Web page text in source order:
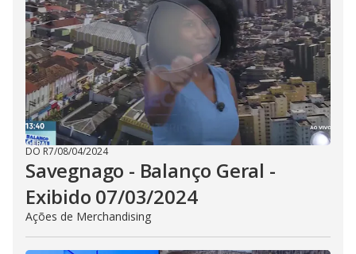
DO R7/08/04/2024
Savegnago - Balanço Geral -
Exibido 07/03/2024
Ações de Merchandising